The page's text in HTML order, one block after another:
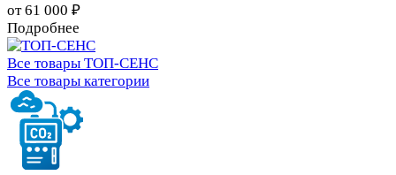
от 61 000 ₽
Подробнее
Все товары ТОП-СЕНС
Все товары категории